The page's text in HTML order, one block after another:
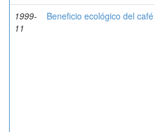
1999-
11
Beneficio ecológico del café